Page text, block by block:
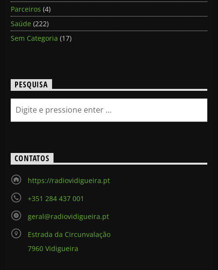
Parceiros (4)
Saúde (222)
Sem Categoria (17)
PESQUISA
CONTATOS
https://radiovidigueira.pt
+351 284 437 001
geral@radiovidigueira.pt
Estrada da Circunvalação
7960 Vidigueira